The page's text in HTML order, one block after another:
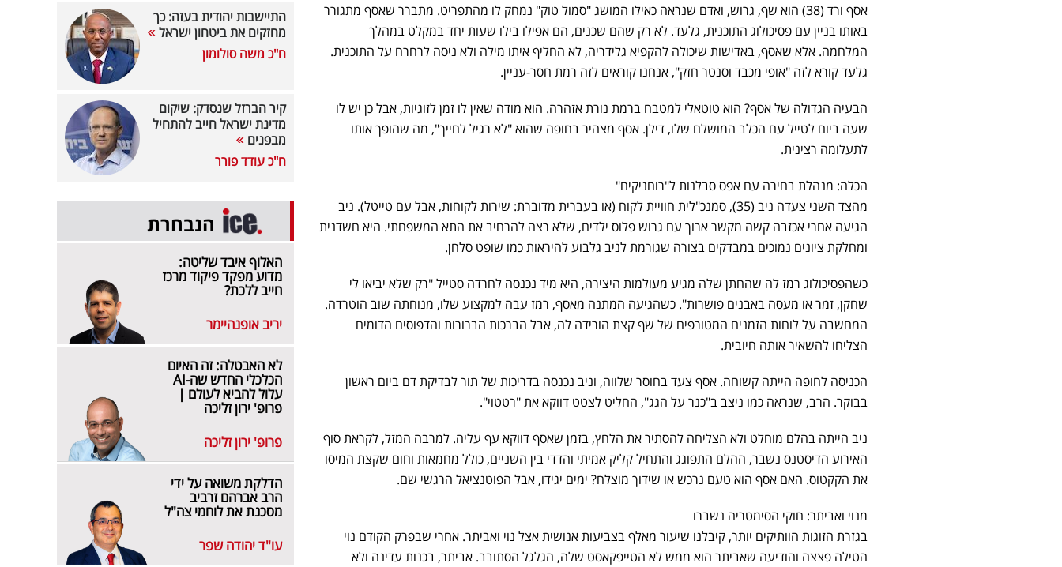
אסף ורד (38) הוא שף, גרוש, ואדם שנראה כאילו המושג "סמול טוק" נמחק לו מהתפריט. מתברר שאסף מתגורר
באותו בניין עם פסיכולוג התוכנית, גלעד. לא רק שהם שכנים, הם אפילו בילו שעות יחד במקלט במהלך
המלחמה. אלא שאסף, באדישות שיכולה להקפיא גלידריה, לא החליף איתו מילה ולא ניסה לרחרח על התוכנית.
גלעד קורא לזה "אופי מכבד וסנטר חזק", אנחנו קוראים לזה רמת חסר-עניין.
הבעיה הגדולה של אסף? הוא טוטאלי למטבח ברמת נורת אזהרה. הוא מודה שאין לו זמן לזוגיות, אבל כן יש לו
שעה ביום לטייל עם הכלב המושלם שלו, דילן. אסף מצהיר בחופה שהוא "לא רגיל לחייך", מה שהופך אותו
לתעלומה רצינית.
הכלה: מנהלת בחירה עם אפס סבלנות ל"רוחניקים"
מהצד השני צעדה ניב (35), סמנכ"לית חוויית לקוח (או בעברית מדוברת: שירות לקוחות, אבל עם טייטל). ניב
הגיעה אחרי אכזבה קשה מקשר ארוך עם גרוש פלוס ילדים, שלא רצה להרחיב את התא המשפחתי. היא חשדנית
ומחלקת ציונים נמוכים במבדקים בצורה שגורמת לניב גלבוע להיראות כמו שופט סלחן.
כשהפסיכולוג רמז לה שהחתן שלה מגיע מעולמות היצירה, היא מיד נכנסה לחרדה סטייל "רק שלא יביאו לי
שחקן, זמר או מעסה באבנים פושרות". כשהגיעה המתנה מאסף, רמז עבה למקצוע שלו, מנוחתה שוב הוטרדה.
המחשבה על לוחות הזמנים המטורפים של שף קצת הורידה לה, אבל הברכות הברורות והדפוסים הדומים
הצליחו להשאיר אותה חיובית.
הכניסה לחופה הייתה קשוחה. אסף צעד בחוסר שלווה, וניב נכנסה בדריכות של תור לבדיקת דם ביום ראשון
בבוקר. הרב, שנראה כמו ניצב ב"כנר על הגג", החליט לצטט דווקא את "רטטוי".
ניב הייתה בהלם מוחלט ולא הצליחה להסתיר את הלחץ, בזמן שאסף דווקא עף עליה. למרבה המזל, לקראת סוף
האירוע הדיסטנס נשבר, ההלם התפוגג והתחיל קליק אמיתי והדדי בין השניים, כולל מחמאות וחום שקצת המיסו
את הקקטוס. האם אסף הוא טעם נרכש או שידוך מוצלח? ימים יגידו, אבל הפוטנציאל הרגשי שם.
מנוי ואביתר: חוקי הסימטריה נשברו
בגזרת הזוגות הוותיקים יותר, קיבלנו שיעור מאלף בצביעות אנושית אצל נוי ואביתר. אחרי שבפרק הקודם נוי
הטילה פצצה והודיעה שאביתר הוא ממש לא הטייפקאסט שלה, הגלגל הסתובב. אביתר, בכנות עדינה ולא
התיישבות יהודית בעזה: כך
מחזקים את ביטחון ישראל
ח"כ משה סולומון
קיר הברזל שנסדק: שיקום
מדינת ישראל חייב להתחיל
מבפנים
ח"כ עודד פורר
הנבחרת
האלוף איבד שליטה:
מדוע מפקד פיקוד מרכז
חייב ללכת?
יריב אופנהיימר
לא האבטלה: זה האיום
הכלכלי החדש שה-AI
עלול להביא לעולם |
פרופ' ירון זליכה
פרופ' ירון זליכה
הדלקת משואה על ידי
הרב אברהם זרביב
מסכנת את לוחמי צה"ל
עו"ד יהודה שפר